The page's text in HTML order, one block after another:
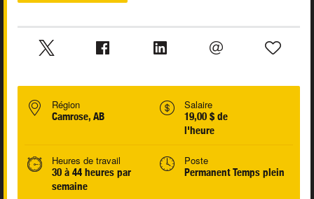
Région
Camrose, AB
Salaire
19,00 $ de
l'heure
Heures de travail
30 à 44 heures par
semaine
Poste
Permanent Temps plein